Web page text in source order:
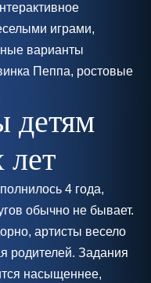
играми,
варианты
Пеппа, ростовые
детям
лет
4 года,
обычно не бывает.
артисты весело
родителей. Задания
насыщеннее,